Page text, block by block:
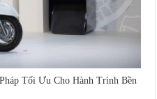
Tối Ưu Cho Hành Trình Bền